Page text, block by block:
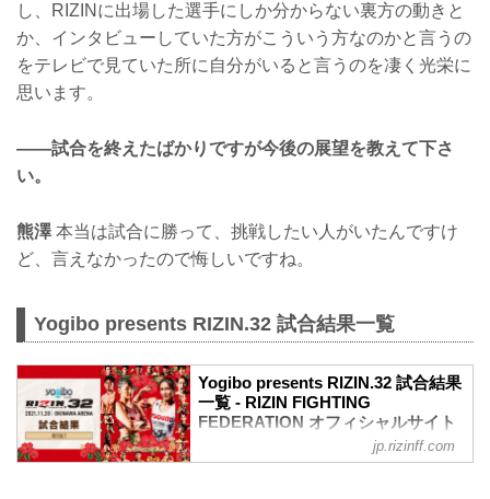
し、RIZINに出場した選手にしか分からない裏方の動きと
か、インタビューしていた方がこういう方なのかと言うの
をテレビで見ていた所に自分がいると言うのを凄く光栄に
思います。
——試合を終えたばかりですが今後の展望を教えて下さ
い。
熊澤本当は試合に勝って、挑戦したい人がいたんですけ
ど、言えなかったので悔しいですね。
Yogibo presents RIZIN.32 試合結果一覧
Yogibo presents RIZIN.32 試合結果
一覧 - RIZIN FIGHTING
FEDERATION オフィシャルサイト
第13試合／スペシャルワンマッチ RENA
jp.rizinff.com